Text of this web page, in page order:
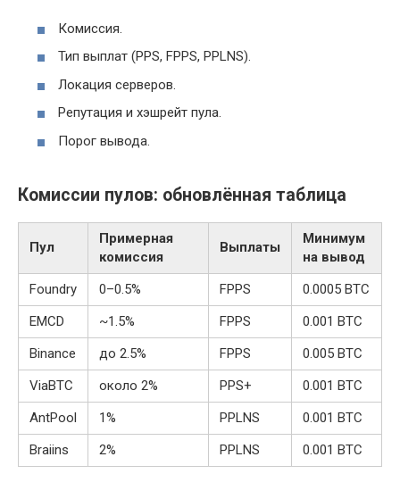
Комиссия.
Тип выплат (PPS, FPPS, PPLNS).
Локация серверов.
Репутация и хэшрейт пула.
Порог вывода.
Комиссии пулов: обновлённая таблица
Пул
Примерная
комиссия
Выплаты
Минимум
на вывод
Foundry
0–0.5% FPPS
0.0005 BTC
EMCD
~1.5% FPPS
0.001 BTC
Binance
до 2.5% FPPS
0.005 BTC
ViaBTC
около 2% PPS+
0.001 BTC
AntPool
1% PPLNS
0.001 BTC
Braiins
2% PPLNS 0.001 BTC